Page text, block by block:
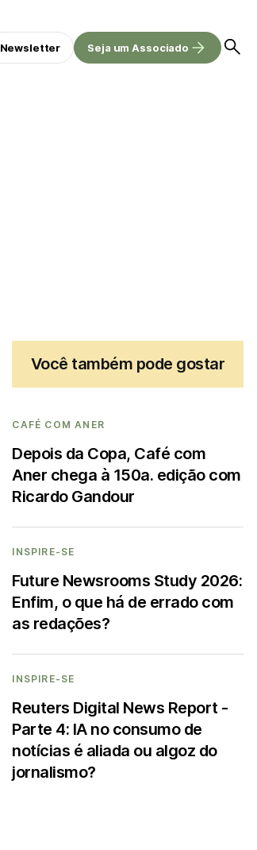
Newsletter Seja um Associado
Você também pode gostar
CAFÉ COM ANER
Depois da Copa, Café com
Aner chega à 150a. edição com
Ricardo Gandour
INSPIRE-SE
Future Newsrooms Study 2026:
Enfim, o que há de errado com
as redações?
INSPIRE-SE
Reuters Digital News Report -
Parte 4: IA no consumo de
notícias é aliada ou algoz do
jornalismo?